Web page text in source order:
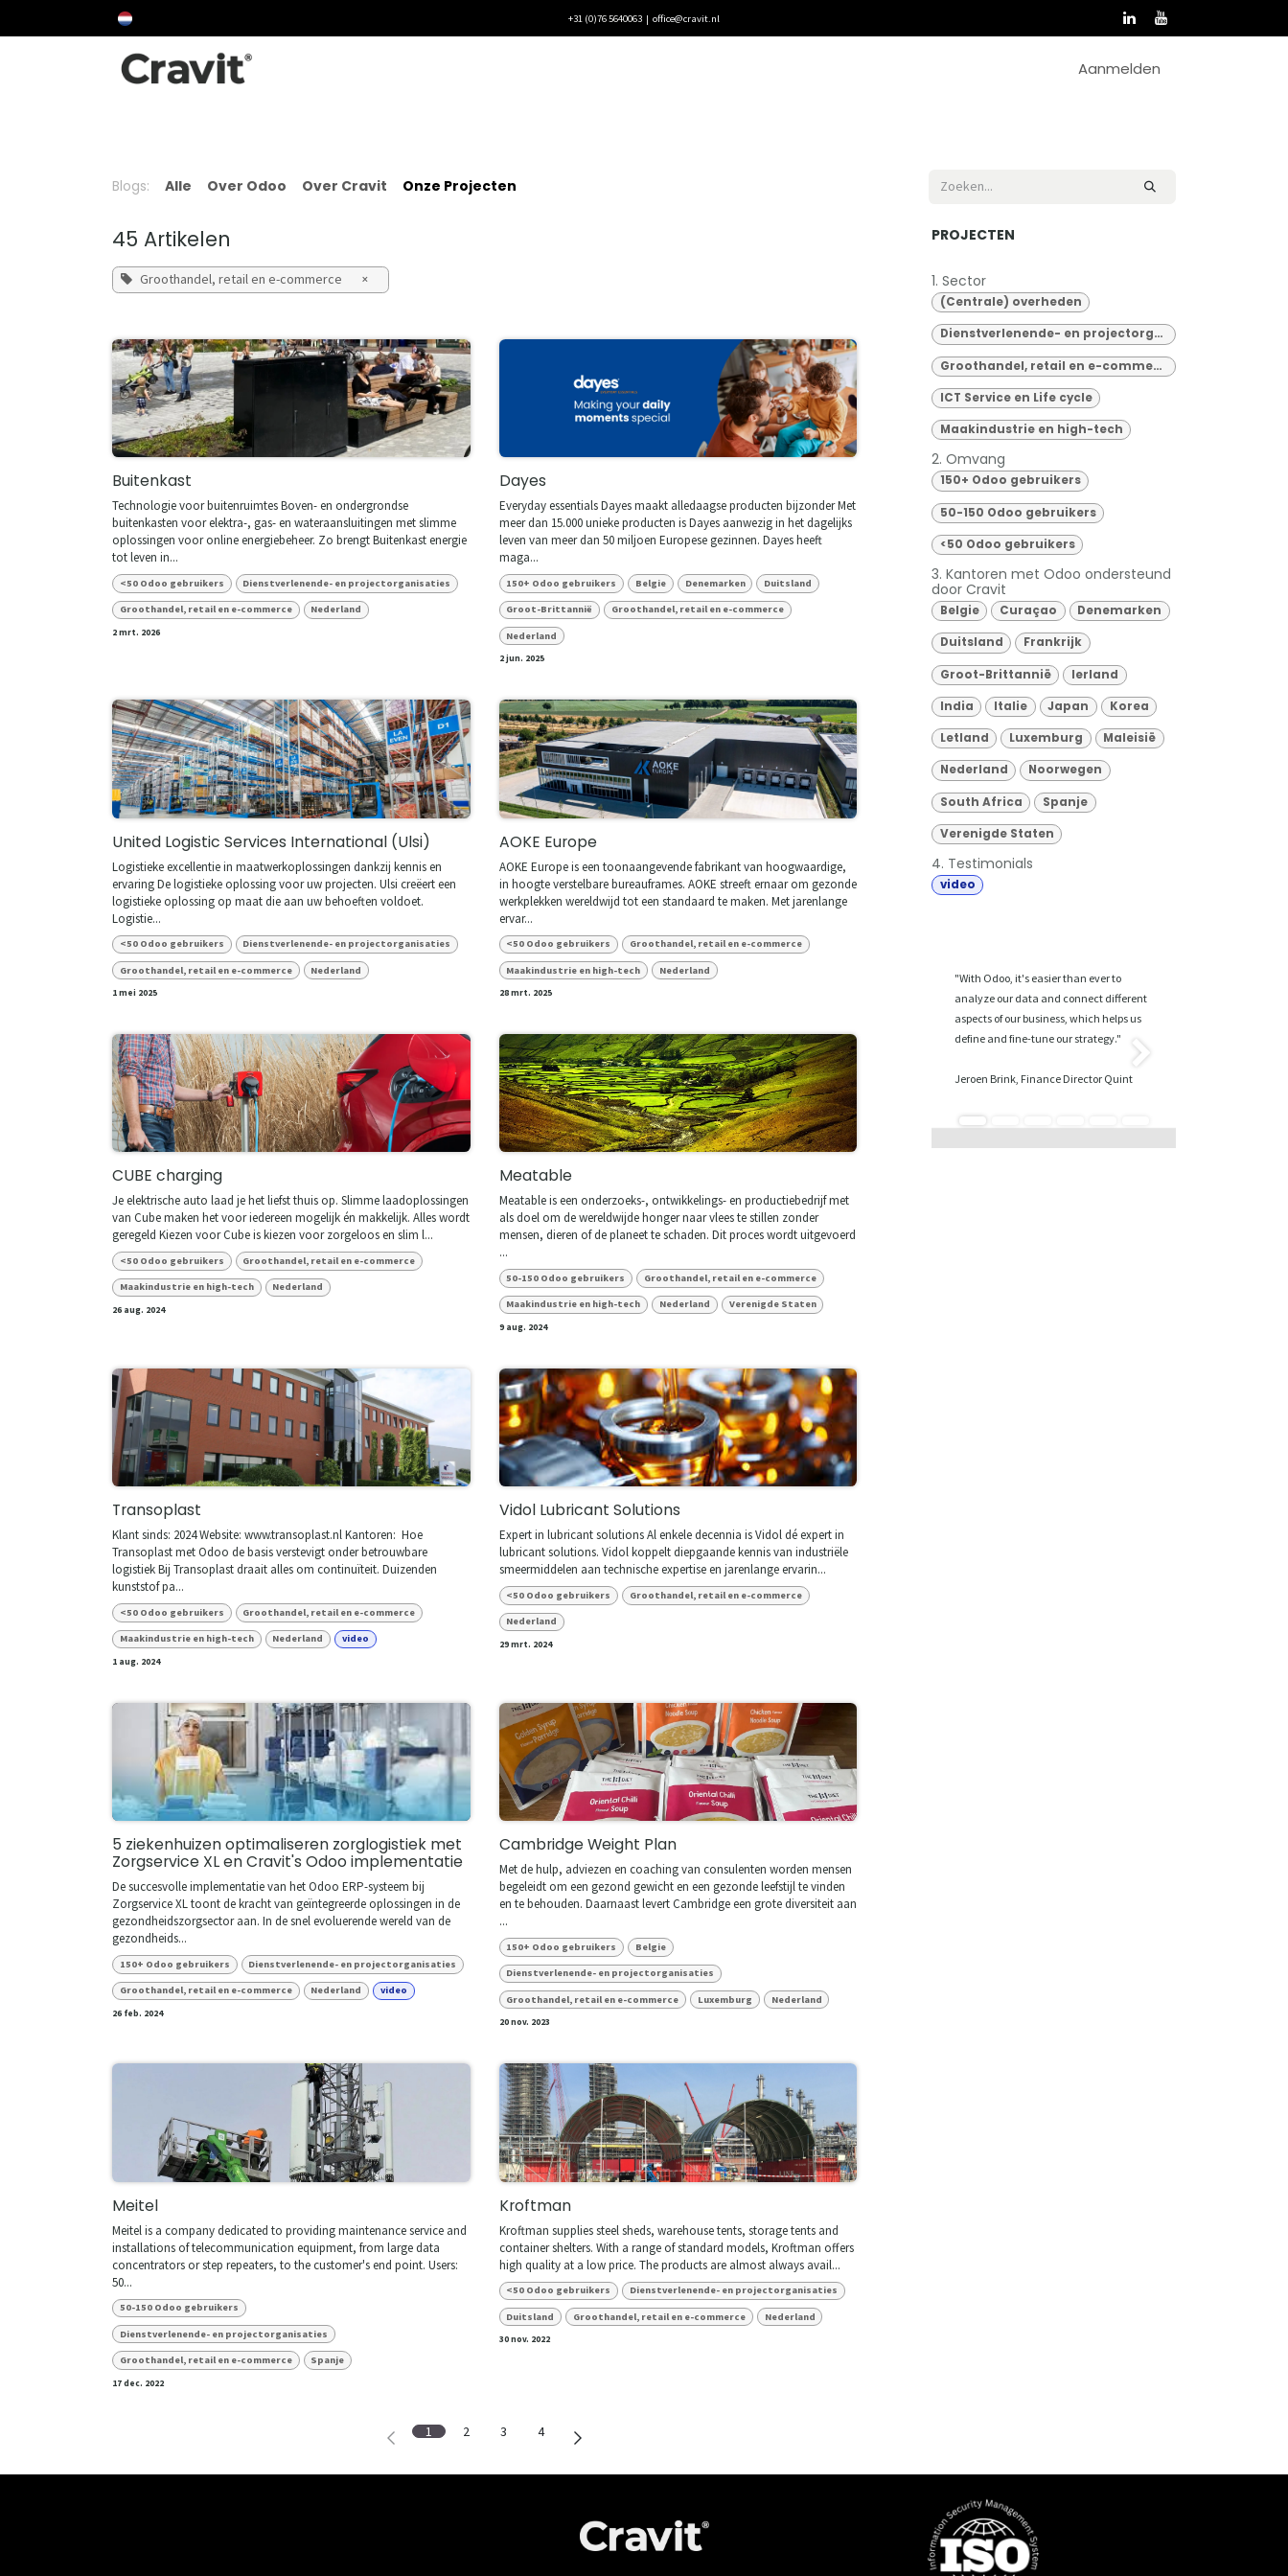
+31 (0)76 5640063 | office@cravit.nl
Aanmelden
Blogs: Alle Over Odoo Over Cravit Onze Projecten
45 Artikelen
Groothandel, retail en e-commerce ×
Buitenkast
Technologie voor buitenruimtes Boven- en ondergrondse
buitenkasten voor elektra-, gas- en wateraansluitingen met slimme
oplossingen voor online energiebeheer. Zo brengt Buitenkast energie
tot leven in...
<50 Odoo gebruikers Dienstverlenende- en projectorganisaties
Groothandel, retail en e-commerce Nederland
2 mrt. 2026
Dayes
Everyday essentials Dayes maakt alledaagse producten bijzonder Met
meer dan 15.000 unieke producten is Dayes aanwezig in het dagelijks
leven van meer dan 50 miljoen Europese gezinnen. Dayes heeft
maga...
150+ Odoo gebruikers Belgie Denemarken Duitsland
Groot-Brittannië Groothandel, retail en e-commerce
Nederland
2 jun. 2025
United Logistic Services International (Ulsi)
Logistieke excellentie in maatwerkoplossingen dankzij kennis en
ervaring De logistieke oplossing voor uw projecten. Ulsi creëert een
logistieke oplossing op maat die aan uw behoeften voldoet.
Logistie...
<50 Odoo gebruikers Dienstverlenende- en projectorganisaties
Groothandel, retail en e-commerce Nederland
1 mei 2025
AOKE Europe
AOKE Europe is een toonaangevende fabrikant van hoogwaardige,
in hoogte verstelbare bureauframes. AOKE streeft ernaar om gezonde
werkplekken wereldwijd tot een standaard te maken. Met jarenlange
ervar...
<50 Odoo gebruikers Groothandel, retail en e-commerce
Maakindustrie en high-tech Nederland
28 mrt. 2025
CUBE charging
Je elektrische auto laad je het liefst thuis op. Slimme laadoplossingen
van Cube maken het voor iedereen mogelijk én makkelijk. Alles wordt
geregeld Kiezen voor Cube is kiezen voor zorgeloos en slim l...
<50 Odoo gebruikers Groothandel, retail en e-commerce
Maakindustrie en high-tech Nederland
26 aug. 2024
Meatable
Meatable is een onderzoeks-, ontwikkelings- en productiebedrijf met
als doel om de wereldwijde honger naar vlees te stillen zonder
mensen, dieren of de planeet te schaden. Dit proces wordt uitgevoerd
...
50-150 Odoo gebruikers Groothandel, retail en e-commerce
Maakindustrie en high-tech Nederland Verenigde Staten
9 aug. 2024
Transoplast
Klant sinds: 2024 Website: www.transoplast.nl Kantoren: ​​ Hoe
Transoplast met Odoo de basis verstevigt onder betrouwbare
logistiek Bij Transoplast draait alles om continuïteit. Duizenden
kunststof pa...
<50 Odoo gebruikers Groothandel, retail en e-commerce
Maakindustrie en high-tech Nederland video
1 aug. 2024
Vidol Lubricant Solutions
Expert in lubricant solutions Al enkele decennia is Vidol dé expert in
lubricant solutions. Vidol koppelt diepgaande kennis van industriële
smeermiddelen aan technische expertise en jarenlange ervarin...
<50 Odoo gebruikers Groothandel, retail en e-commerce
Nederland
29 mrt. 2024
5 ziekenhuizen optimaliseren zorglogistiek met
Zorgservice XL en Cravit's Odoo implementatie
De succesvolle implementatie van het Odoo ERP-systeem bij
Zorgservice XL toont de kracht van geïntegreerde oplossingen in de
gezondheidszorgsector aan. In de snel evoluerende wereld van de
gezondheids...
150+ Odoo gebruikers Dienstverlenende- en projectorganisaties
Groothandel, retail en e-commerce Nederland video
26 feb. 2024
Cambridge Weight Plan
Met de hulp, adviezen en coaching van consulenten worden mensen
begeleidt om een gezond gewicht en een gezonde leefstijl te vinden
en te behouden. Daarnaast levert Cambridge een grote diversiteit aan
...
150+ Odoo gebruikers Belgie
Dienstverlenende- en projectorganisaties
Groothandel, retail en e-commerce Luxemburg Nederland
20 nov. 2023
Meitel
Meitel is a company dedicated to providing maintenance service and
installations of telecommunication equipment, from large data
concentrators or step repeaters, to the customer's end point. Users:
50...
50-150 Odoo gebruikers
Dienstverlenende- en projectorganisaties
Groothandel, retail en e-commerce Spanje
17 dec. 2022
Kroftman
Kroftman supplies steel sheds, warehouse tents, storage tents and
container shelters. With a range of standard models, Kroftman offers
high quality at a low price. The products are almost always avail...
<50 Odoo gebruikers Dienstverlenende- en projectorganisaties
Duitsland Groothandel, retail en e-commerce Nederland
30 nov. 2022
1 2 3 4
PROJECTEN
1. Sector
(Centrale) overheden
Dienstverlenende- en projectorganisaties
Groothandel, retail en e-commerce
ICT Service en Life cycle
Maakindustrie en high-tech
2. Omvang
150+ Odoo gebruikers
50-150 Odoo gebruikers
<50 Odoo gebruikers
3. Kantoren met Odoo ondersteund
door Cravit
Belgie Curaçao Denemarken
Duitsland Frankrijk
Groot-Brittannië Ierland
India Italie Japan Korea
Letland Luxemburg Maleisië
Nederland Noorwegen
South Africa Spanje
Verenigde Staten
4. Testimonials
video
"With Odoo, it's easier than ever to
analyze our data and connect different
aspects of our business, which helps us
define and fine-tune our strategy."
Jeroen Brink, Finance Director Quint